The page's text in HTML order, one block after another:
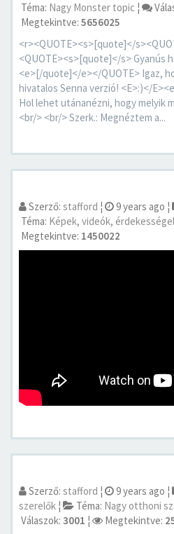
Téma: Nagy Monster topic ¦
Megtekintve: 5656025
<r><QUOTE><s>[quote]</
<QUOTE><s>[quote]</s> Gyanús
<e>[/quote]</e></QUOTE> Igaz,
hivatalos Senna verzió! <E>:)</
Hol lehet utánanézni, hogy melyik
<br/> <br/> Szerk.: Megnéztem a...
Szerző: stafford ¦ 9 years ago ¦
Téma: Képek, videók,
Megtekintve: 1450022
Szerző: stafford ¦ 9 years ago ¦
szerelők ¦ Téma: Nagy otthoni
Válaszok: 3001 ¦ Megtekintve: